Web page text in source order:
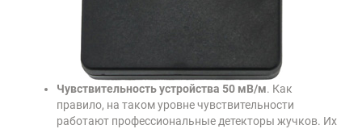
Чувствительность устройства 50 мВ/м. Как
правило, на таком уровне чувствительности
работают профессиональные детекторы жучков. Их